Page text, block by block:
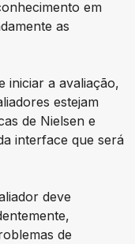
em
as
iniciar a avaliação,
estejam
de Nielsen e
interface que será
deve
de